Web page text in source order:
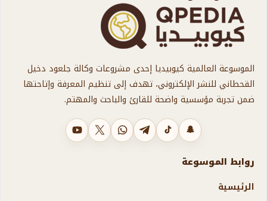
الموسوعة العالمية كيوبيديا إحدى مشروعات وكالة جلعود دخيل
القحطاني للنشر الإلكتروني، تهدف إلى تنظيم المعرفة وإتاحتها
ضمن تجربة مؤسسية واضحة للقارئ والباحث والمهتم.
يوتيوب
X واتسابتليجرامتيك توكسناب شات
روابط الموسوعة
الرئيسية